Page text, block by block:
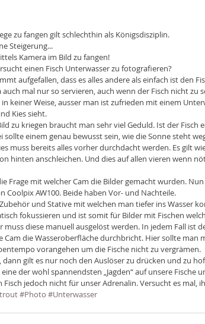
zu fangen gilt schlechthin als Königsdisziplin.
Steigerung...
Kamera im Bild zu fangen!
einen Fisch Unterwasser zu fotografieren?
aufgefallen, dass es alles andere als einfach ist den
auch mal nur so servieren, auch wenn der Fisch nicht zu
keiner Weise, ausser man ist zufrieden mit einem
Kies sieht.
zu kriegen braucht man sehr viel Geduld. Ist der Fisch
sollte einem genau bewusst sein, wie die Sonne steht
muss bereits alles vorher durchdacht werden. Es gilt
hinten anschleichen. Und dies auf allen vieren wenn
Frage mit welcher Cam die Bilder gemacht wurden.
Coolpix AW100. Beide haben Vor- und Nachteile.
und Stative mit welchen man tiefer ins Wasser
fokussieren und ist somit für Bilder mit Fischen
muss diese manuell ausgelöst werden. In jedem Fall ist
Cam die Wasseroberfläche durchbricht. Hier sollte man
vorangehen um die Fische nicht zu vergrämen.
dann gilt es nur noch den Auslöser zu drücken und zu
der wohl spannendsten „Jagden“ auf unsere Fische
jedoch nicht für unser Adrenalin. Versucht es mal,
#Photo #Unterwasser